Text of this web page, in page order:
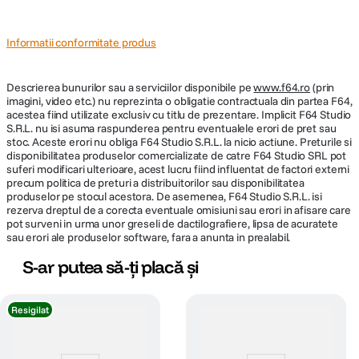
potriveasca perfect acestor sisteme mai compacte, fara a sacrifica
DSLR, va aduce noi oportunitati generatiei actuale si viitoare de fotografi.
In acelasi timp, SIGMA este constienta ca, in zilele noastre, cand avem o
diversitate atat de mare in ceea ce priveste instrumentele pe care le
folosim pentru a fotografia, reprezentate de smartphone-uri, oamenii
cauta mai mult decat un simplu act de „a face poze” atunci cand aleg sa
detina un aparat foto si obiective.
Excelenta SIGMA in tehnologiile de dezvoltare si procesare s-a consolidat
inca de la fondarea sa in 1961 si a devenit si mai sofisticata odata cu
introducerea SIGMA Global Vision in 2012. Pe baza acestui fundament,
de obiectivele lor, inclusiv designul optic, functionalitatea avansata,
calitatea constructiei si experienta de a detine si a folosi obiectivul. Tinand
Lungime 46.2 mm
Greutate 215 g
DETALII PRODUCATOR
Cod producator 360965
Informatii conformitate produs
Descrierea bunurilor sau a serviciilor disponibile pewww.f64.ro(prin
imagini, video etc.) nu reprezinta o obligatie contractuala din partea F64,
acestea fiind utilizate exclusiv cu titlu de prezentare. Implicit F64 Studio
S.R.L. nu isi asuma raspunderea pentru eventualele erori de pret sau
stoc. Aceste erori nu obliga F64 Studio S.R.L. la nicio actiune. Preturile si
disponibilitatea produselor comercializate de catre F64 Studio SRL pot
suferi modificari ulterioare, acest lucru fiind influentat de factori externi
precum politica de preturi a distribuitorilor sau disponibilitatea
produselor pe stocul acestora. De asemenea, F64 Studio S.R.L. isi
rezerva dreptul de a corecta eventuale omisiuni sau erori in afisare care
pot surveni in urma unor greseli de dactilografiere, lipsa de acuratete
sau erori ale produselor software, fara a anunta in prealabil.
S-ar putea să-ți placă și
Resigilat